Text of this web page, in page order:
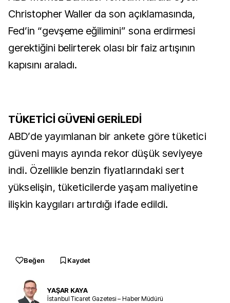
Christopher Waller da son açıklamasında,
Fed’in “gevşeme eğilimini” sona erdirmesi
gerektiğini belirterek olası bir faiz artışının
kapısını araladı.
TÜKETİCİ GÜVENİ GERİLEDİ
ABD’de yayımlanan bir ankete göre tüketici
güveni mayıs ayında rekor düşük seviyeye
indi. Özellikle benzin fiyatlarındaki sert
yükselişin, tüketicilerde yaşam maliyetine
ilişkin kaygıları artırdığı ifade edildi.
Beğen Kaydet
YAŞAR KAYA
İstanbul Ticaret Gazetesi – Haber Müdürü